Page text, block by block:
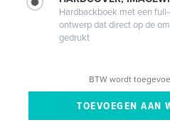
Hardbackboek met een
ontwerp dat direct op de
gedrukt
BTW wordt